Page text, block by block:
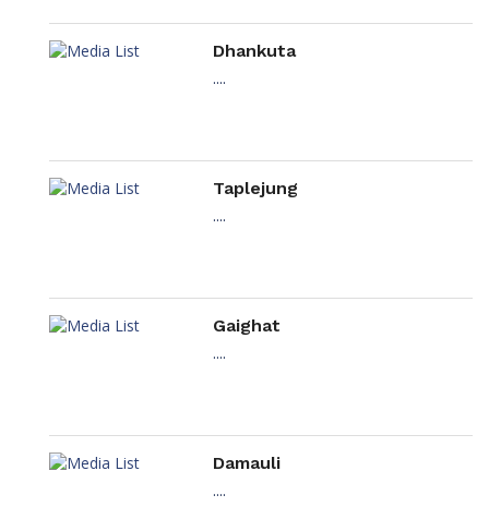
Dhankuta
....
Taplejung
....
Gaighat
....
Damauli
....